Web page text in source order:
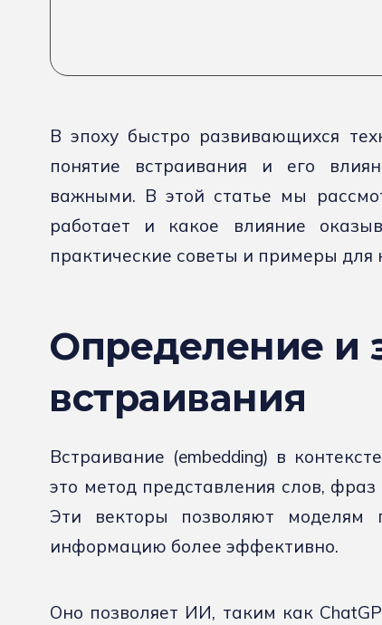
В эпоху быстро развивающихся
понятие встраивания и его
важными. В этой статье мы
работает и какое влияние
практические советы и примеры
Определение и
встраивания
Встраивание (embedding) в
это метод представления слов,
Эти векторы позволяют моделям
информацию более эффективно.
Оно позволяет ИИ, таким как